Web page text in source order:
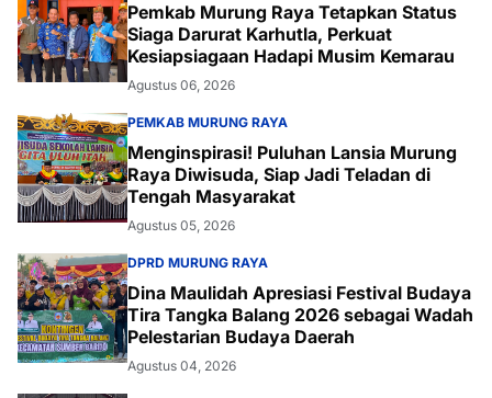
Pemkab Murung Raya Tetapkan Status
Siaga Darurat Karhutla, Perkuat
Kesiapsiagaan Hadapi Musim Kemarau
Agustus 06, 2026
PEMKAB MURUNG RAYA
Menginspirasi! Puluhan Lansia Murung
Raya Diwisuda, Siap Jadi Teladan di
Tengah Masyarakat
Agustus 05, 2026
DPRD MURUNG RAYA
Dina Maulidah Apresiasi Festival Budaya
Tira Tangka Balang 2026 sebagai Wadah
Pelestarian Budaya Daerah
Agustus 04, 2026